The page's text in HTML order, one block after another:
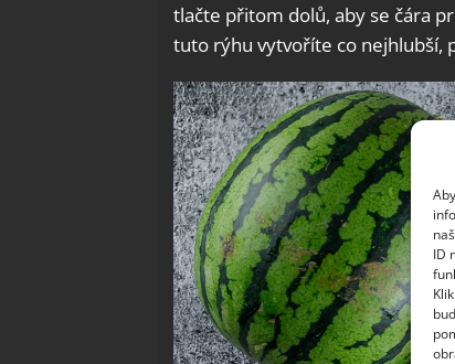
ID
tlačte přitom dolů, aby se čára
tuto rýhu vytvoříte co nejhlubší,